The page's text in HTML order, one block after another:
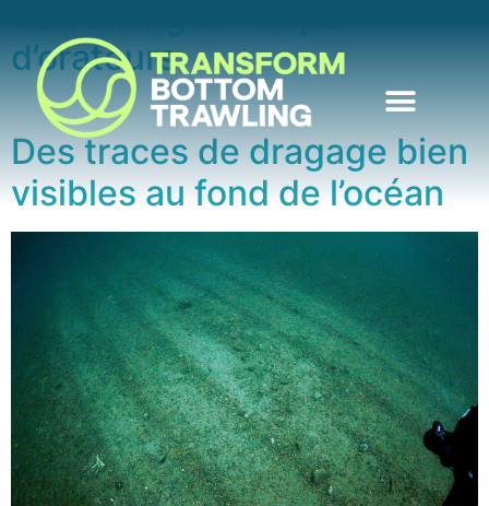
d’orateurs
Des traces de dragage bien
visibles au fond de l’océan